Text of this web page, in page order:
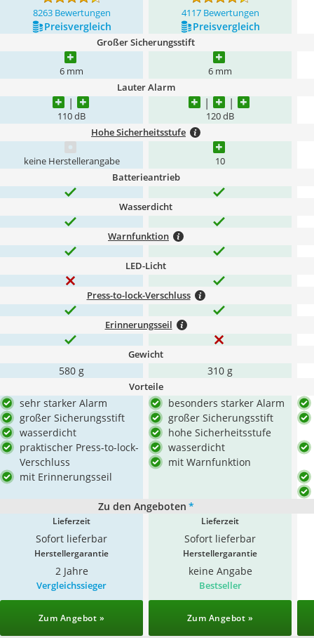
8263 Bewertungen 4117 Bewertungen
Preis­vergleich Preis­vergleich
Großer Sicherungsstift
6 mm 6 mm
Lauter Alarm
110 dB 120 dB
Hohe Sicherheitsstufe
keine Herstellerangabe 10
Batterieantrieb
Wasserdicht
Warnfunktion
LED-Licht
Press-to-lock-Verschluss
Erinnerungsseil
Gewicht
580 g 310 g
Vorteile
sehr starker Alarm
großer Sicherungsstift
wasserdicht
praktischer Press-to-lock-
Verschluss
mit Erinnerungsseil
besonders starker Alarm
großer Sicherungsstift
hohe Sicherheitsstufe
wasserdicht
mit Warnfunktion
Zu den Angeboten *
Lieferzeit
Sofort lieferbar
Lieferzeit
Sofort lieferbar
Herstellergarantie
2 Jahre
Herstellergarantie
keine Angabe
Vergleichssieger
Zum Angebot »
Bestseller
Zum Angebot »